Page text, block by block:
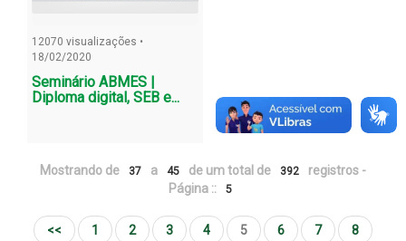
12070 visualizações •
18/02/2020
Seminário ABMES |
Diploma digital, SEB e...
Mostrando de 37 a 45 de um total de 392
registros -
Página ::
5
<< 1 2 3 4 5 6 7 8